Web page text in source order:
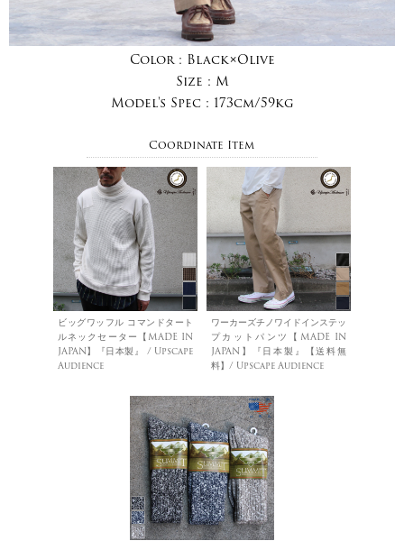
Color : Black×Olive
Size : M
Model's Spec : 173cm/59kg
Coordinate Item
ビッグワッフル コマンドタート
ルネックセーター【MADE IN
JAPAN】『日本製』 / Upscape
Audience
ワーカーズチノワイドインステッ
プカットパンツ【MADE IN
JAPAN】『日本製』【送料無
料】/ Upscape Audience